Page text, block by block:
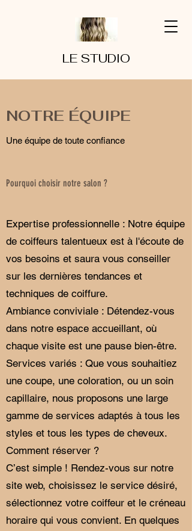
LE STUDIO
NOTRE ÉQUIPE
Une équipe de toute confiance
Pourquoi choisir notre salon ?
Expertise professionnelle : Notre équipe
de coiffeurs talentueux est à l'écoute de
vos besoins et saura vous conseiller
sur les dernières tendances et
techniques de coiffure.
Ambiance conviviale : Détendez-vous
dans notre espace accueillant, où
chaque visite est une pause bien-être.
Services variés : Que vous souhaitiez
une coupe, une coloration, ou un soin
capillaire, nous proposons une large
gamme de services adaptés à tous les
styles et tous les types de cheveux.
Comment réserver ?
C’est simple ! Rendez-vous sur notre
site web, choisissez le service désiré,
sélectionnez votre coiffeur et le créneau
horaire qui vous convient. En quelques